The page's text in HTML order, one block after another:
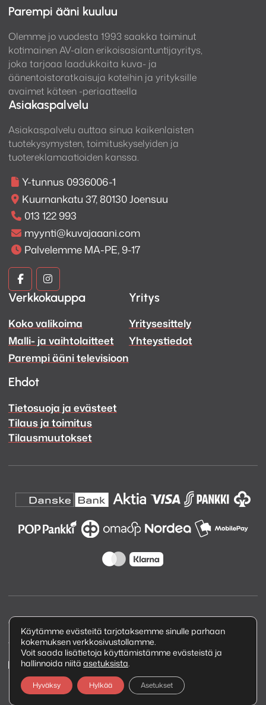
Parempi ääni kuuluu
Olemme jo vuodesta 1993 saakka toiminut
kotimainen AV-alan erikoisasiantuntijayritys,
joka tarjoaa laadukkaita kuva- ja
äänentoistoratkaisuja koteihin ja yrityksille
avaimet käteen -periaatteella
Asiakaspalvelu
Asiakaspalvelu auttaa sinua kaikenlaisten
tuotekysymysten, toimituskyselyiden ja
tuotereklamaatioiden kanssa.
Y-tunnus 0936006-1
Kuurnankatu 37, 80130 Joensuu
013 122 993
myynti@kuvajaaani.com
Palvelemme MA-PE, 9-17
Kuva
ja
Ääni
Facebook
Kuva
ja
Ääni
Instagram
Verkkokauppa
Koko valikoima
Malli- ja vaihtolaitteet
Parempi ääni televisioon
Yritys
Yritysesittely
Yhteystiedot
Ehdot
Tietosuoja ja evästeet
Tilaus ja toimitus
Tilausmuutokset
Copyright © 2026 Kuva ja Ääni Oy
Tietosuojaseloste
Käytämme evästeitä tarjotaksemme sinulle parhaan
kokemuksen verkkosivustollamme.
Voit saada lisätietoja käyttämistämme evästeistä ja
hallinnoida niitä asetuksista.
Hyväksy Hylkää Asetukset